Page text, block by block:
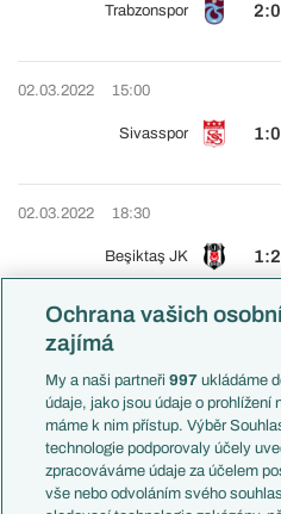
Trabzonspor 2:0
02.03.2022 15:00
Sivasspor 1:0
02.03.2022 18:30
Beşiktaş JK 1:2
03.03.2022
Alanyaspor
SEMIFINÁLE - 1. ZÁPASY
Ochrana vašich
zajímá
My a naši partneři997 ukládáme
údaje, jako jsou údaje o prohlížení
máme k nim přístup. Výběr
technologie podporovaly účely
zpracováváme údaje za účelem
vše nebo odvoláním svého